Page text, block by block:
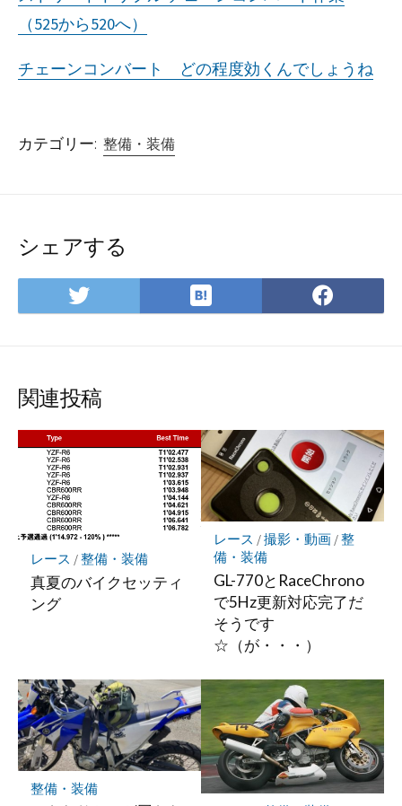
（525から520へ）
チェーンコンバート どの程度効くんでしょうね
カテゴリー: 整備・装備
シェアする
Twitter
で
は
て
マ
ー
ク
に
保
存
で
関連投稿
レース /整備・装備
真夏のバイクセッティ
ング
レース /撮影・動画/整
備・装備
GL-770とRaceChrono
で5Hz更新対応完了だ
そうです
☆（が・・・）
整備・装備